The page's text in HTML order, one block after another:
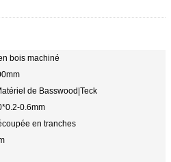
bois machiné
de Basswood|Teck
0.6mm
en tranches